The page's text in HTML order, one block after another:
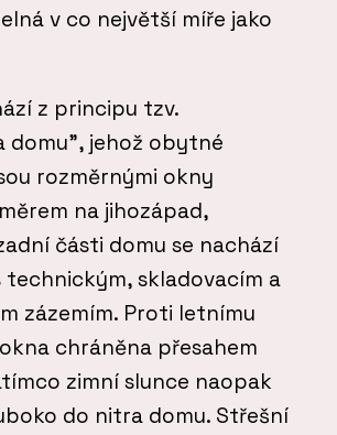
v co největší míře jako
z principu tzv.
domu", jehož obytné
rozměrnými okny
na jihozápad,
části domu se nachází
technickým, skladovacím a
zázemím. Proti letnímu
chráněna přesahem
zimní slunce naopak
do nitra domu. Střešní